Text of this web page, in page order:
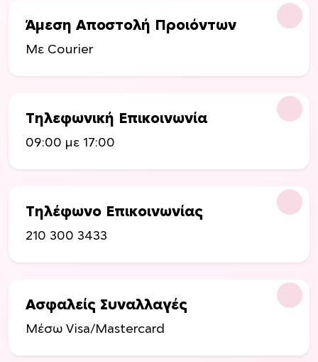
Άμεση Αποστολή Προιόντων
Με Courier
Τηλεφωνική Επικοινωνία
09:00 με 17:00
Τηλέφωνο Επικοινωνίας
210 300 3433
Ασφαλείς Συναλλαγές
Μέσω Visa/Mastercard